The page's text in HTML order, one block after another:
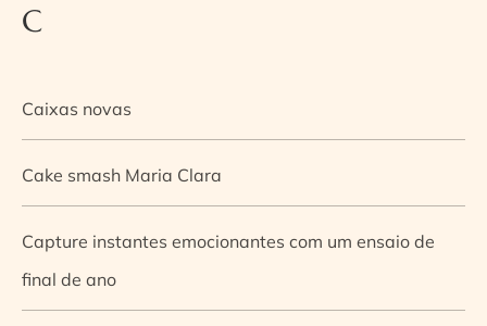
C
Caixas novas
Cake smash Maria Clara
Capture instantes emocionantes com um ensaio de
final de ano